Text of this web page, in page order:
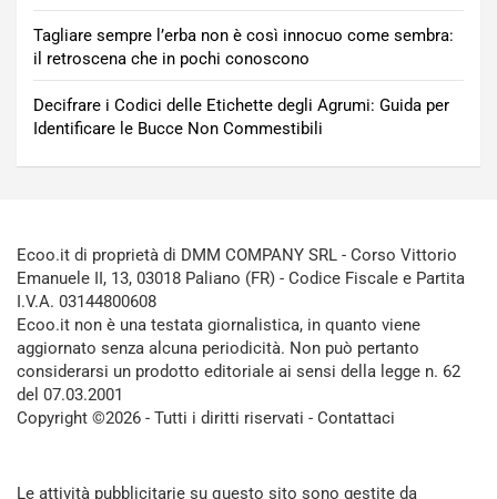
Tagliare sempre l’erba non è così innocuo come sembra:
il retroscena che in pochi conoscono
Decifrare i Codici delle Etichette degli Agrumi: Guida per
Identificare le Bucce Non Commestibili
Ecoo.it di proprietà di DMM COMPANY SRL - Corso Vittorio
Emanuele II, 13, 03018 Paliano (FR) - Codice Fiscale e Partita
I.V.A. 03144800608
Ecoo.it non è una testata giornalistica, in quanto viene
aggiornato senza alcuna periodicità. Non può pertanto
considerarsi un prodotto editoriale ai sensi della legge n. 62
del 07.03.2001
Copyright ©2026 - Tutti i diritti riservati - Contattaci
Le attività pubblicitarie su questo sito sono gestite da